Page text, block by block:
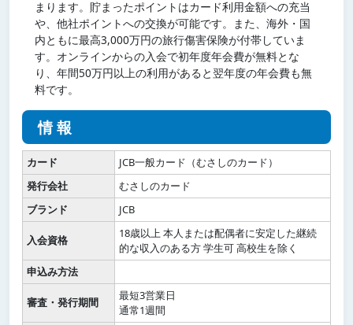
まります。貯まったポイントはカード利用金額への充当
や、他社ポイントへの交換が可能です。また、海外・国
内ともに最高3,000万円の旅行傷害保険が付帯していま
す。オンラインからの入会で初年度年会費が無料とな
り、年間50万円以上の利用があると翌年度の年会費も無
料です。
情報
カード
JCB一般カード（むさしのカード）
発行会社
むさしのカード
ブランド
JCB
入会資格
18歳以上 本人または配偶者に安定した継続
的な収入のある方 学生可 高校生を除く
申込み方法
審査・発行期間
最短3営業日
通常1週間